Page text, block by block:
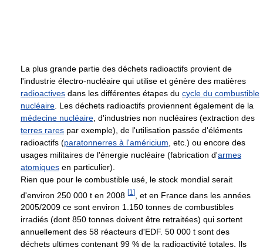
La plus grande partie des déchets radioactifs provient de
l'industrie électro-nucléaire qui utilise et génère des matières
radioactives dans les différentes étapes du cycle du combustible
nucléaire . Les déchets radioactifs proviennent également de la
médecine nucléaire , d'industries non nucléaires (extraction des
terres rares par exemple), de l'utilisation passée d'éléments
radioactifs (paratonnerres à l'américium , etc.) ou encore des
usages militaires de l'énergie nucléaire (fabrication d'armes
atomiques en particulier).
Rien que pour le combustible usé, le stock mondial serait
d'environ 250 000 t en 2008 [1 ]
, et en France dans les années
2005/2009 ce sont environ 1.150 tonnes de combustibles
irradiés (dont 850 tonnes doivent être retraitées) qui sortent
annuellement des 58 réacteurs d'EDF. 50 000 t sont des
déchets ultimes contenant 99 % de la radioactivité totales. Ils